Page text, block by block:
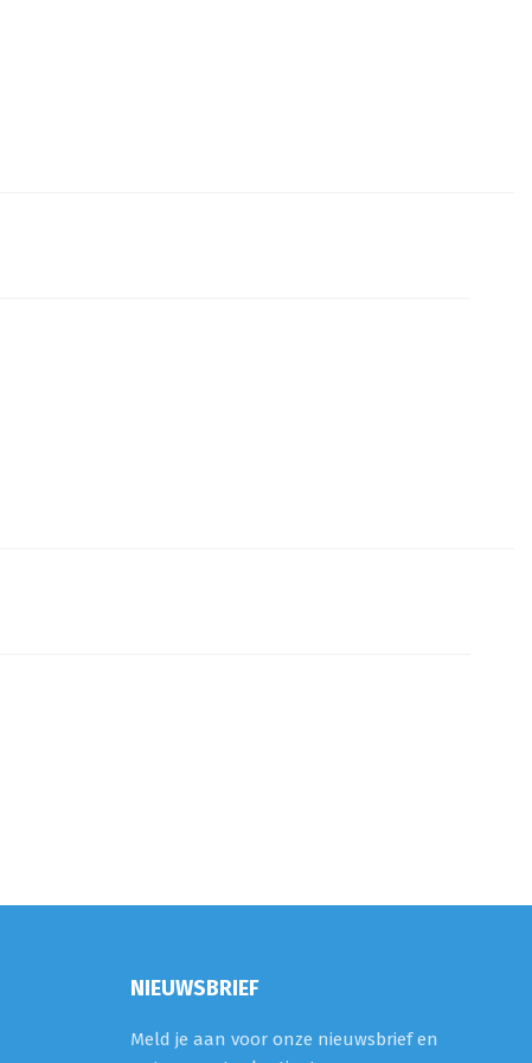
NIEUWSBRIEF
Meld je aan voor onze nieuwsbrief en